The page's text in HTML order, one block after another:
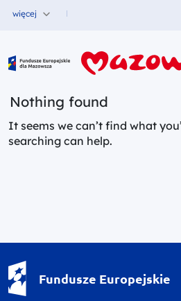
więcej
Fundusze Europejskie dla Mazowsza
Nothing found
It seems we can’t find what
searching can help.
Fundusze Europejskie